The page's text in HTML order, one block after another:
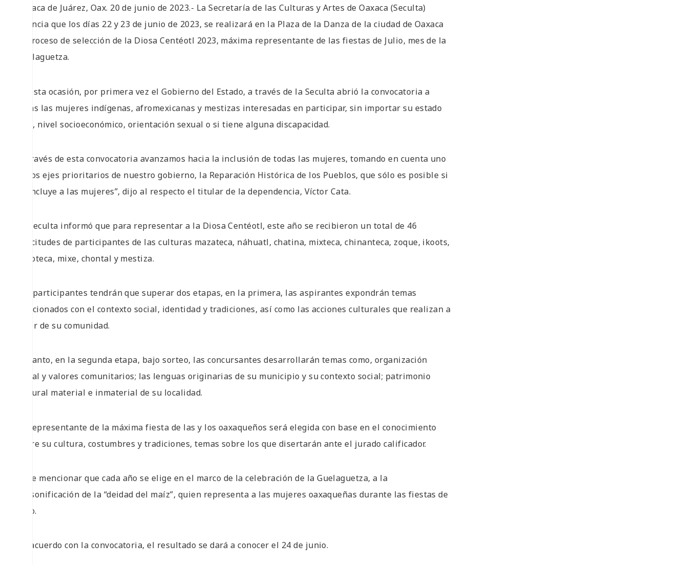
Oaxaca de Juárez, Oax. 20 de junio de 2023.- La Secretaría de las Culturas y Artes de Oaxaca (Seculta)
anuncia que los días 22 y 23 de junio de 2023, se realizará en la Plaza de la Danza de la ciudad de Oaxaca
el proceso de selección de la Diosa Centéotl 2023, máxima representante de las fiestas de Julio, mes de la
Guelaguetza.
En esta ocasión, por primera vez el Gobierno del Estado, a través de la Seculta abrió la convocatoria a
todas las mujeres indígenas, afromexicanas y mestizas interesadas en participar, sin importar su estado
civil, nivel socioeconómico, orientación sexual o si tiene alguna discapacidad.
“A través de esta convocatoria avanzamos hacia la inclusión de todas las mujeres, tomando en cuenta uno
de los ejes prioritarios de nuestro gobierno, la Reparación Histórica de los Pueblos, que sólo es posible si
se incluye a las mujeres”, dijo al respecto el titular de la dependencia, Víctor Cata.
La Seculta informó que para representar a la Diosa Centéotl, este año se recibieron un total de 46
solicitudes de participantes de las culturas mazateca, náhuatl, chatina, mixteca, chinanteca, zoque, ikoots,
zapoteca, mixe, chontal y mestiza.
Las participantes tendrán que superar dos etapas, en la primera, las aspirantes expondrán temas
relacionados con el contexto social, identidad y tradiciones, así como las acciones culturales que realizan a
favor de su comunidad.
En tanto, en la segunda etapa, bajo sorteo, las concursantes desarrollarán temas como, organización
social y valores comunitarios; las lenguas originarias de su municipio y su contexto social; patrimonio
cultural material e inmaterial de su localidad.
La representante de la máxima fiesta de las y los oaxaqueños será elegida con base en el conocimiento
sobre su cultura, costumbres y tradiciones, temas sobre los que disertarán ante el jurado calificador.
Cabe mencionar que cada año se elige en el marco de la celebración de la Guelaguetza, a la
personificación de la “deidad del maíz”, quien representa a las mujeres oaxaqueñas durante las fiestas de
julio.
De acuerdo con la convocatoria, el resultado se dará a conocer el 24 de junio.